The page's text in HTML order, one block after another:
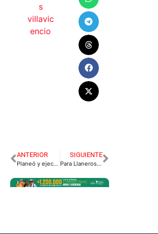
s
villavic
encio
ANTERIOR
Planeó y ejecutó la muerte de su exesposa para evadir el pago de la cuota alimentaria para sus hijos.
SIGUIENTE
Para Llaneros FC todo lo que Venga es Ganancia